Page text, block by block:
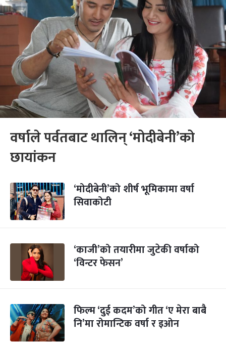
वर्षाले पर्वतबाट थालिन् ‘मोदीबेनी’को
छायांकन
‘मोदीबेनी’को शीर्ष भूमिकामा वर्षा
सिवाकोटी
‘काजी’को तयारीमा जुटेकी वर्षाको
‘विन्टर फेसन’
फिल्म ‘दुई कदम’को गीत ‘ए मेरा बाबै
नि’मा रोमान्टिक वर्षा र इओन